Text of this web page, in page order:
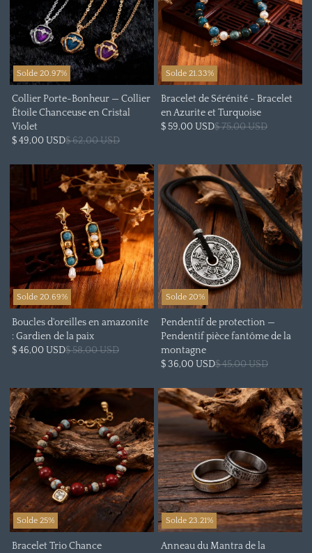
Solde 20.97%
Collier Porte-Bonheur — Collier
Étoile Chanceuse en Cristal
Violet
$ 49,00 USD$ 62,00 USD
Solde 21.33%
Bracelet de Sérénité - Bracelet
en Azurite et Turquoise
$ 59,00 USD$ 75,00 USD
Solde 20.69%
Boucles d'oreilles en amazonite
: Gardien de la paix
$ 46,00 USD$ 58,00 USD
Solde 20%
Pendentif de protection —
Pendentif pièce fantôme de la
montagne
$ 36,00 USD$ 45,00 USD
Solde 25%
Bracelet Trio Chance
Solde 23.21%
Anneau du Mantra de la